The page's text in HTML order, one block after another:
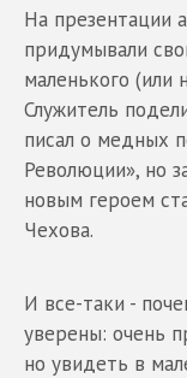
На презентации
придумывали
маленького (или
Служитель
писал о медных
Революции», но
новым героем
Чехова.
И все-таки -
уверены: очень
но увидеть в